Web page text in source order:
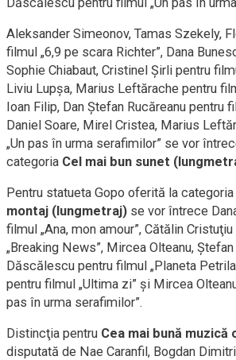
Aleksander Simeonov, Tamas Szekely,
filmul „6,9 pe scara Richter”, Dana
Sophie Chiabaut, Cristinel Şirli pentru
Liviu Lupşa, Marius Leftărache pentru
Ioan Filip, Dan Ştefan Rucăreanu pentru
Daniel Soare, Mirel Cristea, Marius
„Un pas în urma serafimilor” se vor
categoria Cel mai bun sunet
Pentru statueta Gopo oferită la categoria
montaj (lungmetraj) se vor întrece
filmul „Ana, mon amour”, Cătălin
„Breaking News”, Mircea Olteanu,
Dăscălescu pentru filmul „Planeta
pentru filmul „Ultima zi” şi Mircea
pas în urma serafimilor”.
Distincţia pentru Cea mai bună muzică
disputată de Nae Caranfil, Bogdan